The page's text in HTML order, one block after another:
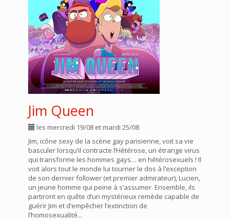
Jim Queen
les mercredi 19/08 et mardi 25/08
Jim, icône sexy de la scène gay parisienne, voit sa vie
basculer lorsqu’il contracte l’Hétérose, un étrange virus
qui transforme les hommes gays… en hétérosexuels ! Il
voit alors tout le monde lui tourner le dos à l’exception
de son dernier follower (et premier admirateur), Lucien,
un jeune homme qui peine à s’assumer. Ensemble, ils
partiront en quête d’un mystérieux remède capable de
guérir Jim et d’empêcher l’extinction de
l’homosexualité...